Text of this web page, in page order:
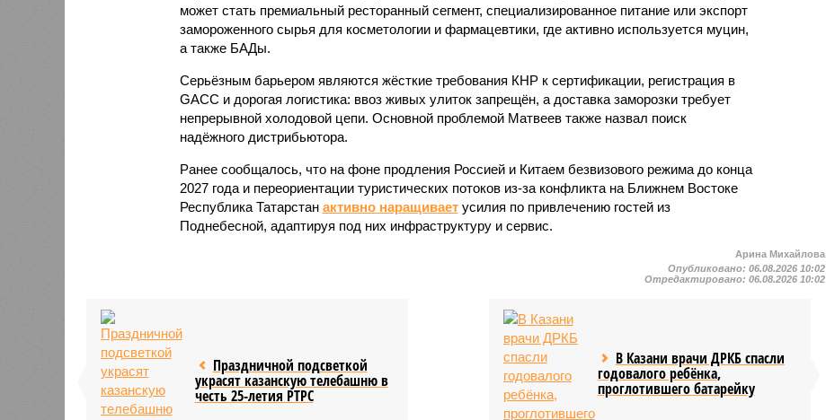
может стать премиальный ресторанный сегмент, специализированное питание или экспорт
замороженного сырья для косметологии и фармацевтики, где активно используется муцин,
а также БАДы.
Серьёзным барьером являются жёсткие требования КНР к сертификации, регистрация в
GACC и дорогая логистика: ввоз живых улиток запрещён, а доставка заморозки требует
непрерывной холодовой цепи. Основной проблемой Матвеев также назвал поиск
надёжного дистрибьютора.
Ранее сообщалось, что на фоне продления Россией и Китаем безвизового режима до конца
2027 года и переориентации туристических потоков из-за конфликта на Ближнем Востоке
Республика Татарстан активно наращиваетусилия по привлечению гостей из
Поднебесной, адаптируя под них инфраструктуру и сервис.
Арина Михайлова
Опубликовано:06.08.2026 10:02
Отредактировано:06.08.2026 10:02
Праздничной подсветкой
украсят казанскую телебашню в
честь 25-летия РТРС
В Казани врачи ДРКБ спасли
годовалого ребёнка,
проглотившего батарейку